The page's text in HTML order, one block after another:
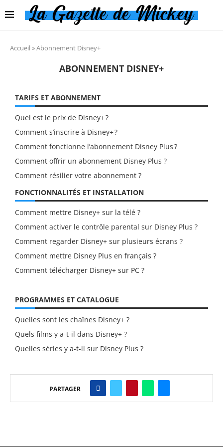
Accueil »Abonnement Disney+
ABONNEMENT DISNEY+
TARIFS ET ABONNEMENT
Quel est le prix de Disney+ ?
Comment s’inscrire à Disney+ ?
Comment fonctionne l’abonnement Disney Plus ?
Comment offrir un abonnement Disney Plus ?
Comment résilier votre abonnement ?
FONCTIONNALITÉS ET INSTALLATION
Comment mettre Disney+ sur la télé ?
Comment activer le contrôle parental sur Disney Plus ?
Comment regarder Disney+ sur plusieurs écrans ?
Comment mettre Disney Plus en français ?
Comment télécharger Disney+ sur PC ?
PROGRAMMES ET CATALOGUE
Quelles sont les chaînes Disney+ ?
Quels films y a-t-il dans Disney+ ?
Quelles séries y a-t-il sur Disney Plus ?
PARTAGER